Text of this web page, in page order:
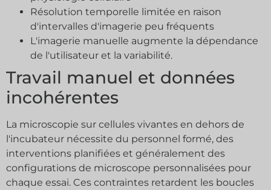
Résolution temporelle limitée en raison
d'intervalles d'imagerie peu fréquents
L'imagerie manuelle augmente la dépendance
de l'utilisateur et la variabilité.
Travail manuel et données
incohérentes
La microscopie sur cellules vivantes en dehors de
l'incubateur nécessite du personnel formé, des
interventions planifiées et généralement des
configurations de microscope personnalisées pour
chaque essai. Ces contraintes retardent les boucles